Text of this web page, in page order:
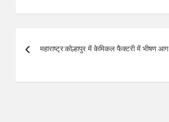
navigation
महाराष्ट्र:कोल्हापुर में केमिकल फैक्टरी में भीषण आग